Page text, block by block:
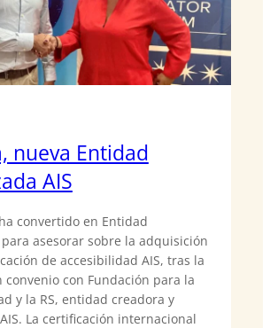
nueva Entidad
AIS
convertido en Entidad
asesorar sobre la adquisición
de accesibilidad AIS, tras la
con Fundación para la
y la RS, entidad creadora y
La certificación internacional